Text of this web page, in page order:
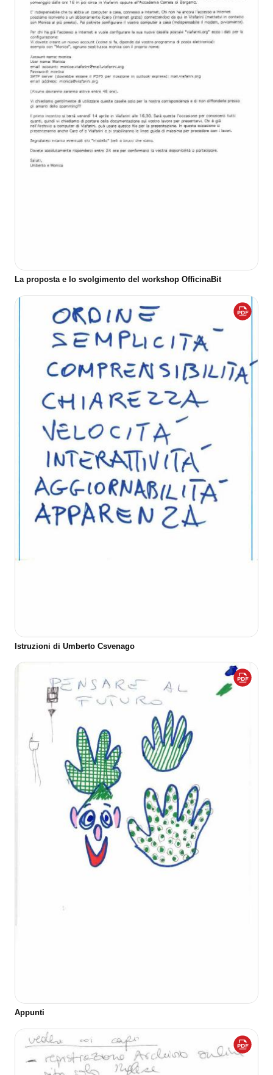
La proposta e lo svolgimento del workshop OfficinaBit
Istruzioni di Umberto Csvenago
Appunti